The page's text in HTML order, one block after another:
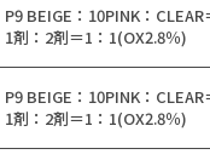
P9 BEIGE：10PINK：
1剤：2剤＝1：1(OX2.8％)
P9 BEIGE：10PINK：
1剤：2剤＝1：1(OX2.8％)